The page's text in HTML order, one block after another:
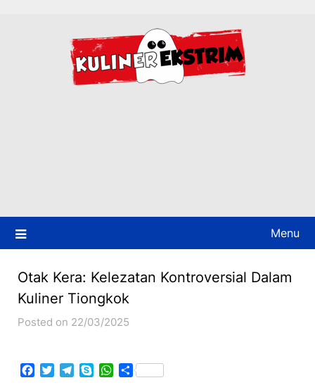
Menu
Otak Kera: Kelezatan Kontroversial Dalam
Kuliner Tiongkok
Posted on 22/03/2025
Facebook
TwitterTelegram
SkypeWhatsApp
Share